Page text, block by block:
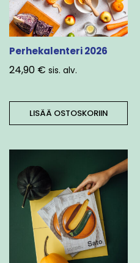
Perhekalenteri 2026
24,90 € sis. alv.
LISÄÄ OSTOSKORIIN